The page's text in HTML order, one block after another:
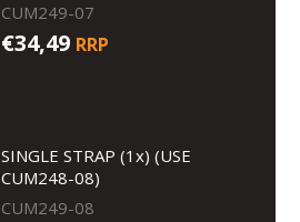
CUM249-07
€34,49 RRP
SINGLE STRAP (1x) (USE
CUM248-08)
CUM249-08